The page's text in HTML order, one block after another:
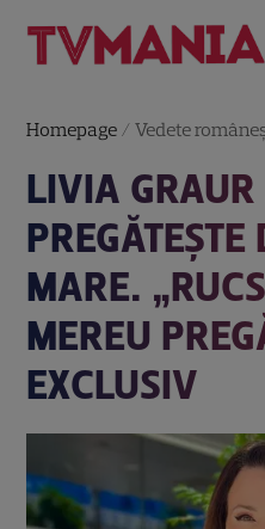
Homepage /Vedete
LIVIA GRAUR
MARE.
MEREU
EXCLUSIV